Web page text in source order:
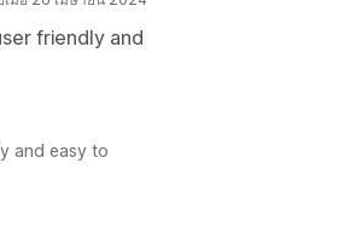
friendly and
and easy to